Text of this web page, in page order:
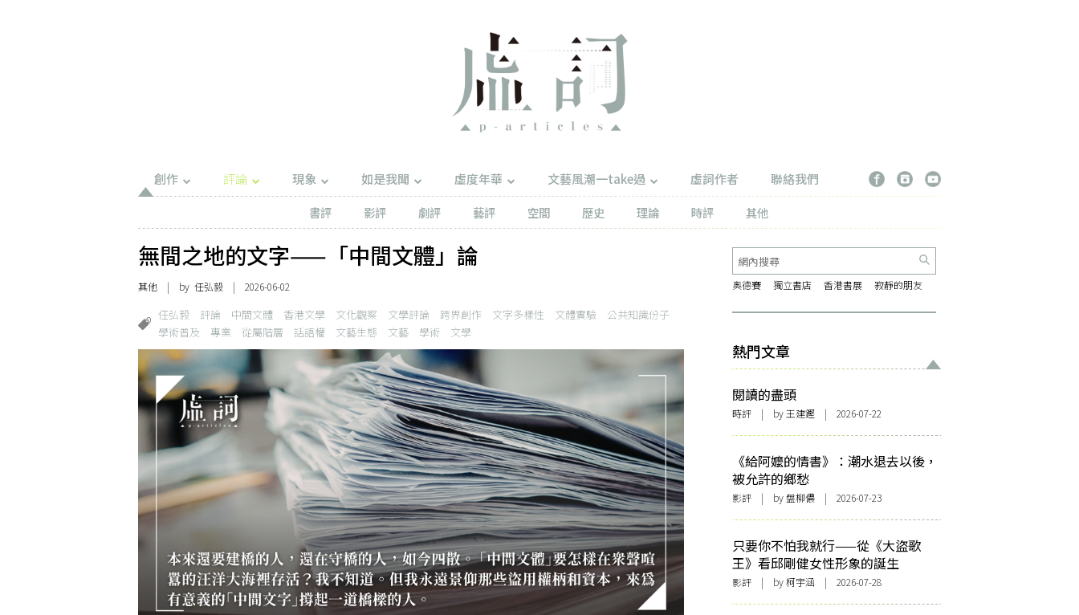
創作 評論 現象 如是我聞 虛度年華 文藝風潮一take過 虛詞作者
聯絡我們
書評
影評 劇評 藝評 空間 歷史 理論 時評 其他
無間之地的文字——「中間文體」論
其他 | by 任弘毅 | 2026-06-02
任弘毅 評論 中間文體 香港文學 文化觀察 文學評論 跨界創作 文字多樣性 文體實驗
公共知識份子
學術普及
專業 從屬階層 話語權 文藝生態 文藝 學術 文學
奧德賽 獨立書店 香港書展 寂靜的朋友
熱門文章
閱讀的盡頭
時評 | by 王建鏗 | 2026-07-22
《給阿嬤的情書》：潮水退去以後，
被允許的鄉愁
影評 | by 盤柳儂 | 2026-07-23
只要你不怕我就行——從《大盜歌
王》看邱剛健女性形象的誕生
影評 | by 柯宇涵 | 2026-07-28